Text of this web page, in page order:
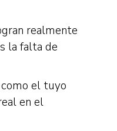
realmente
la falta de
el tuyo
en el